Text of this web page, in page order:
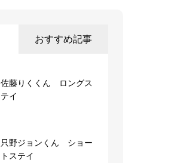
おすすめ記事
佐藤りくくん ロングス
テイ
只野ジョンくん ショー
トステイ
デイサービスで慣らしに
来てくれたよ🐶
ショートステイ シュプ